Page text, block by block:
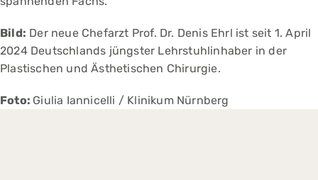
Bild: Der neue Chefarzt Prof. Dr. Denis Ehrl ist seit 1. April
2024 Deutschlands jüngster Lehrstuhlinhaber in der
Plastischen und Ästhetischen Chirurgie.
Foto: Giulia Iannicelli / Klinikum Nürnberg